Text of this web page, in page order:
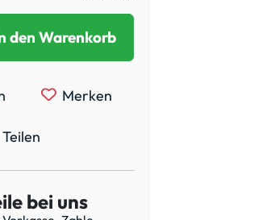
den Warenkorb
Merken
Teilen
bei uns